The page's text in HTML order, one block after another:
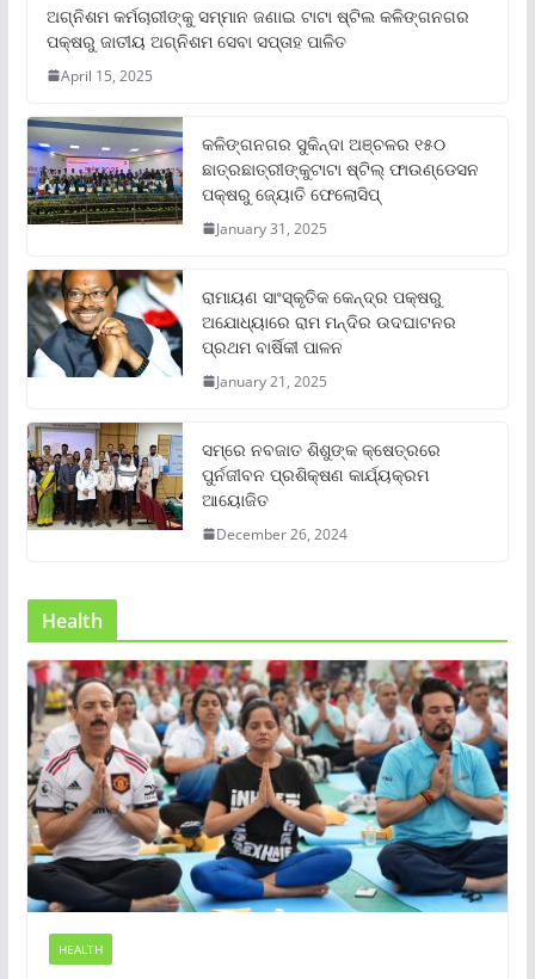
ଅଗ୍ନିଶମ କର୍ମଚାରୀଙ୍କୁ ସମ୍ମାନ ଜଣାଇ ଟାଟା ଷ୍ଟିଲ କଳିଙ୍ଗନଗର
ପକ୍ଷରୁ ଜାତୀୟ ଅଗ୍ନିଶମ ସେବା ସପ୍ତାହ ପାଳିତ
April 15, 2025
କଳିଙ୍ଗନଗର ସୁକିନ୍ଦା ଅଞ୍ଚଳର ୧୫୦
ଛାତ୍ରଛାତ୍ରୀଙ୍କୁଟାଟା ଷ୍ଟିଲ୍ ଫାଉଣ୍ଡେସନ
ପକ୍ଷରୁ ଜ୍ୟୋତି ଫେଲୋସିପ୍‌
January 31, 2025
ରାମାୟଣ ସାଂସ୍କୃତିକ କେନ୍ଦ୍ର ପକ୍ଷରୁ
ଅଯୋଧ୍ୟାରେ ରାମ ମନ୍ଦିର ଉଦଘାଟନର
ପ୍ରଥମ ବାର୍ଷିକୀ ପାଳନ
January 21, 2025
ସମ୍‌ରେ ନବଜାତ ଶିଶୁଙ୍କ କ୍ଷେତ୍ରରେ
ପୁର୍ନଜୀବନ ପ୍ରଶିକ୍ଷଣ କାର୍ଯ୍ୟକ୍ରମ
ଆୟୋଜିତ
December 26, 2024
Health
HEALTH